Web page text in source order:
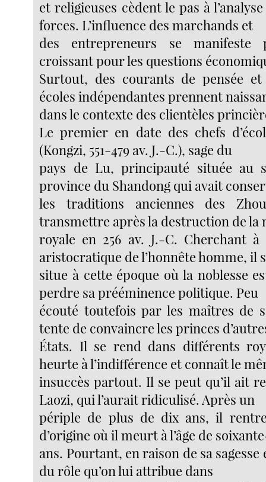
et religieuses cèdent le pas à
forces. L’influence des marchands et
des entrepreneurs se
croissant pour les questions
Surtout, des courants de pensée
écoles indépendantes prennent
dans le contexte des clientèles
Le premier en date des chefs
(Kongzi, 551-479 av. J.-C.), sage du
pays de Lu, principauté située au
province du Shandong qui avait
les traditions anciennes des
transmettre après la destruction de la
royale en 256 av. J.-C. Cherchant
aristocratique de l’honnête homme, il
situe à cette époque où la noblesse
perdre sa prééminence politique. Peu
écouté toutefois par les maîtres de
tente de convaincre les princes
États. Il se rend dans différents
heurte à l’indifférence et connaît le
insuccès partout. Il se peut qu’il ait
Laozi, qui l’aurait ridiculisé. Après un
périple de plus de dix ans, il
d’origine où il meurt à l’âge de
ans. Pourtant, en raison de sa
du rôle qu’on lui attribue dans